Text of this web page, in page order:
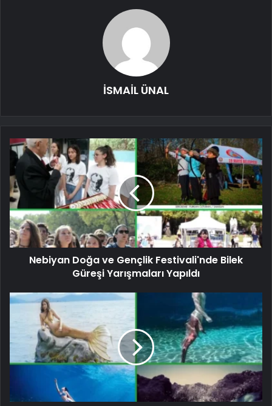
İSMAİL ÜNAL
Nebiyan Doğa ve Gençlik Festivali'nde Bilek
Güreşi Yarışmaları Yapıldı